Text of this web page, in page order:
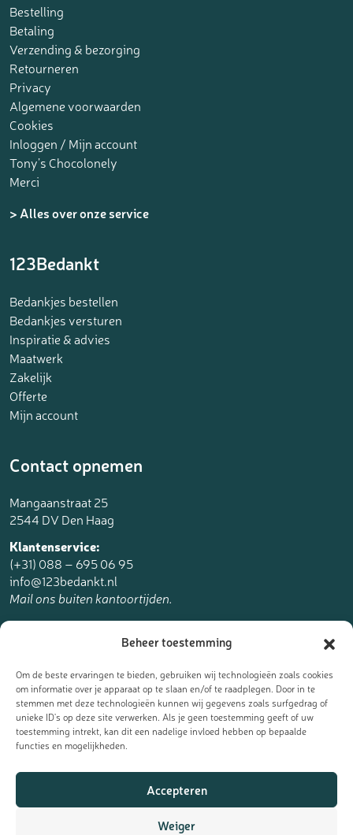
Beheer toestemming
Om de beste ervaringen te bieden, gebruiken wij technologieën zoals cookies
om informatie over je apparaat op te slaan en/of te raadplegen. Door in te
stemmen met deze technologieën kunnen wij gegevens zoals surfgedrag of
unieke ID's op deze site verwerken. Als je geen toestemming geeft of uw
toestemming intrekt, kan dit een nadelige invloed hebben op bepaalde
functies en mogelijkheden.
Accepteren
Weiger
Bestelling
Betaling
Verzending & bezorging
Retourneren
Privacy
Algemene voorwaarden
Cookies
Inloggen / Mijn account
Tony’s Chocolonely
Merci
> Alles over onze service
123Bedankt
Bedankjes bestellen
Bedankjes versturen
Inspiratie & advies
Maatwerk
Zakelijk
Offerte
Mijn account
Contact opnemen
Mangaanstraat 25
2544 DV Den Haag
Klantenservice:
(+31) 088 – 695 06 95
info@123bedankt.nl
Mail ons buiten kantoortijden.
123bedankt.nl is een onderdeel van
Meld je aan voor de nieuwsbrief
Ontvang de laatste updates, nieuws en aanbiedingen als eerst